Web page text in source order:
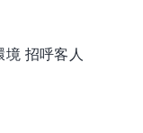
招呼客人